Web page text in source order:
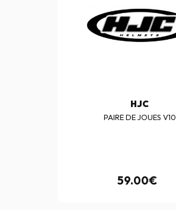
HJC
PAIRE DE JOUES V10
59.00€